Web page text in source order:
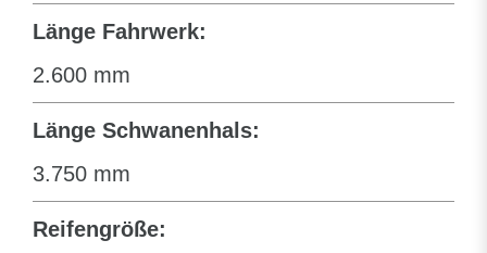
Länge Fahrwerk:
2.600 mm
Länge Schwanenhals:
3.750 mm
Reifengröße: